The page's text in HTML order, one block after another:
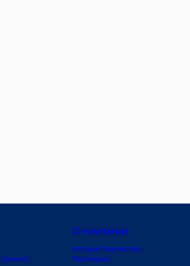
О компании
История Творчества
Партнерам